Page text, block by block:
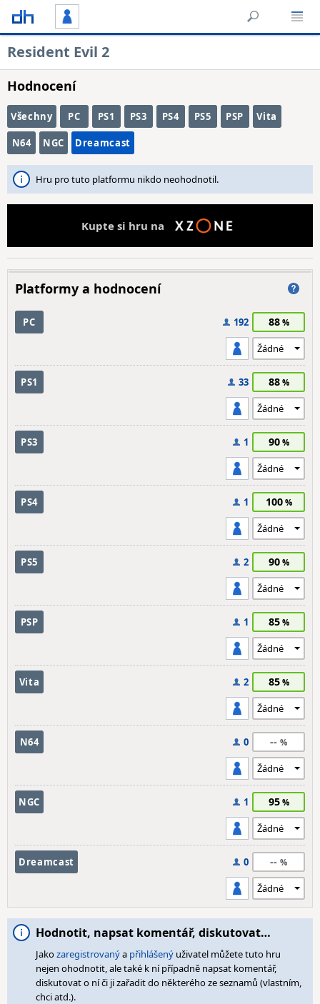
Resident Evil 2
Hodnocení
Všechny PC PS1 PS3 PS4 PS5 PSP Vita
N64 NGC Dreamcast
Hru pro tuto platformu nikdo neohodnotil.
Kupte si hru na
Platformy a hodnocení
PC 192 88
PS1 33 88
PS3 1 90
PS4 1 100
PS5 2 90
PSP 1 85
Vita 2 85
N64 0 --
NGC 1 95
Dreamcast 0 --
Hodnotit, napsat komentář, diskutovat…
Jakozaregistrovanýa přihlášený uživatel můžete tuto hru
nejen ohodnotit, ale také k ní případně napsat komentář,
diskutovat o ní či ji zařadit do některého ze seznamů (vlastním,
chci atd.).